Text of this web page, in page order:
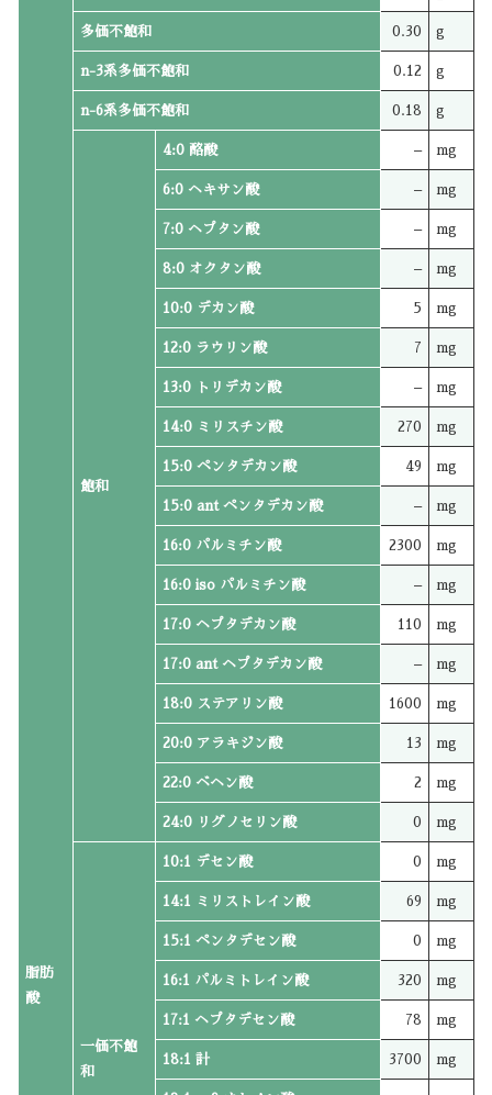
脂肪
酸
多価不飽和 0.30 g
n-3系多価不飽和 0.12 g
n-6系多価不飽和 0.18 g
飽和
4:0 酪酸 – mg
6:0 ヘキサン酸 – mg
7:0 ヘプタン酸 – mg
8:0 オクタン酸 – mg
10:0 デカン酸 5 mg
12:0 ラウリン酸 7 mg
13:0 トリデカン酸 – mg
14:0 ミリスチン酸 270 mg
15:0 ペンタデカン酸 49 mg
15:0 ant ペンタデカン酸 – mg
16:0 パルミチン酸 2300 mg
16:0 iso パルミチン酸 – mg
17:0 ヘプタデカン酸 110 mg
17:0 ant ヘプタデカン酸 – mg
18:0 ステアリン酸 1600 mg
20:0 アラキジン酸 13 mg
22:0 ベヘン酸 2 mg
24:0 リグノセリン酸 0 mg
一価不飽
和
10:1 デセン酸 0 mg
14:1 ミリストレイン酸 69 mg
15:1 ペンタデセン酸 0 mg
16:1 パルミトレイン酸 320 mg
17:1 ヘプタデセン酸 78 mg
18:1 計 3700 mg